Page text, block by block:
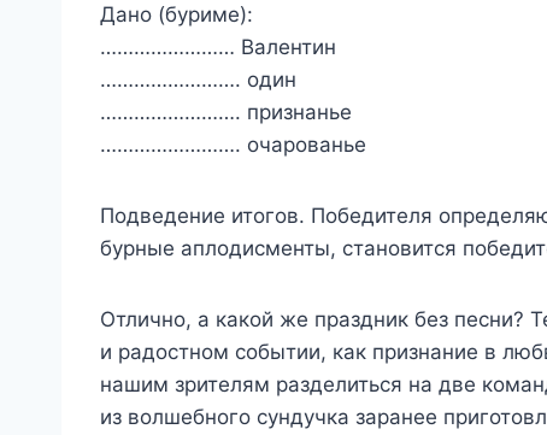
Дано (буриме):
…………………… Валентин
……………………. один
……………………. признанье
……………………. очарованье
Подведение итогов. Победителя
бурные аплодисменты, становится
Отлично, а какой же праздник без песни?
и радостном событии, как признание в
нашим зрителям разделиться на две
из волшебного сундучка заранее